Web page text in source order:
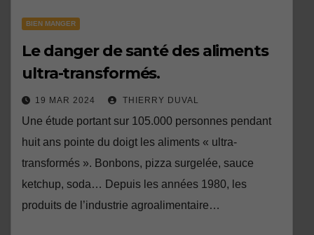
BIEN MANGER
Le danger de santé des aliments
ultra-transformés.
19 MAR 2024 THIERRY DUVAL
Une étude portant sur 105.000 personnes pendant
huit ans pointe du doigt les aliments « ultra-
transformés ». Bonbons, pizza surgelée, sauce
ketchup, soda… Depuis les années 1980, les
produits de l’industrie agroalimentaire…